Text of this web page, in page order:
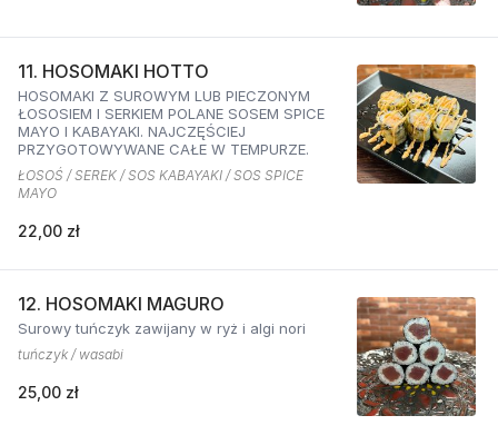
11. HOSOMAKI HOTTO
HOSOMAKI Z SUROWYM LUB PIECZONYM
ŁOSOSIEM I SERKIEM POLANE SOSEM SPICE
MAYO I KABAYAKI. NAJCZĘŚCIEJ
PRZYGOTOWYWANE CAŁE W TEMPURZE.
ŁOSOŚ / SEREK / SOS KABAYAKI / SOS SPICE
MAYO
22,00 zł
12. HOSOMAKI MAGURO
Surowy tuńczyk zawijany w ryż i algi nori
tuńczyk / wasabi
25,00 zł